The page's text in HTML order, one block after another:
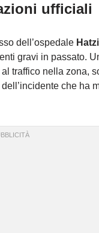
ufficiali
dell’ospedale
gravi in passato.
traffico nella zona,
che ha